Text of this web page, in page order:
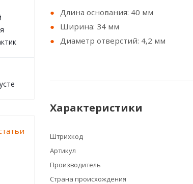
Длина основания: 40 мм
Ширина: 34 мм
Диаметр отверстий: 4,2 мм
Характеристики
Штрихкод
Артикул
Производитель
Страна происхождения